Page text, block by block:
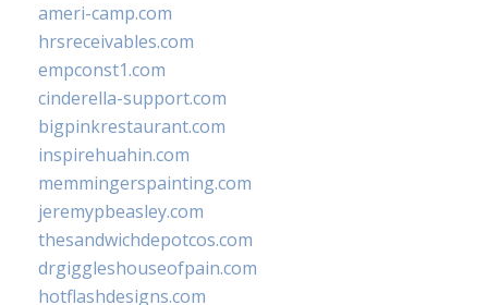
ameri-camp.com
hrsreceivables.com
empconst1.com
cinderella-support.com
bigpinkrestaurant.com
inspirehuahin.com
memmingerspainting.com
jeremypbeasley.com
thesandwichdepotcos.com
drgiggleshouseofpain.com
hotflashdesigns.com